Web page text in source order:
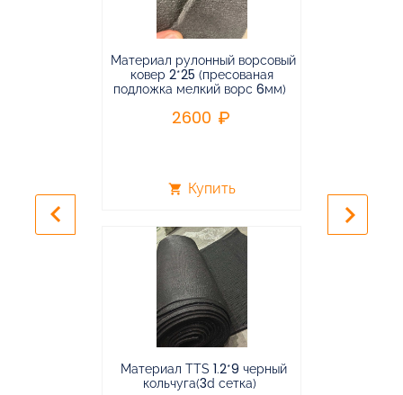
Материал рулонный ворсовый
ковер 2*25 (пресованая
подложка мелкий ворс 6мм)
2600
shopping_cart Купить
Материал TTS 1.2*9 черный
кольчуга(3d сетка)
keyboard_arrow_left keyboard_arrow_right